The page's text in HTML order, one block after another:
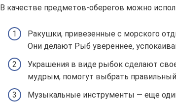
В качестве предметов-оберегов можно
Ракушки, привезенные с морского
Они делают Рыб увереннее,
Украшения в виде рыбок сделают
мудрым, помогут выбрать
Музыкальные инструменты — еще